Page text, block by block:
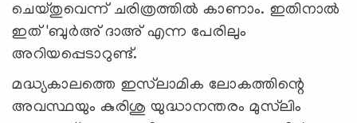
ചെയ്തുവെന്ന് ചരിത്രത്തില്‍ കാണാം. ഇതിനാല്‍
ഇത് 'ബുര്‍അ് ദാഅ് എന്ന പേരിലും
അറിയപ്പെടാറുണ്ട്.
മദ്ധ്യകാലത്തെ ഇസ്‌ലാമിക ലോകത്തിന്റെ
അവസ്ഥയും കുരിശു യുദ്ധാനന്തരം മുസ്‌ലിം